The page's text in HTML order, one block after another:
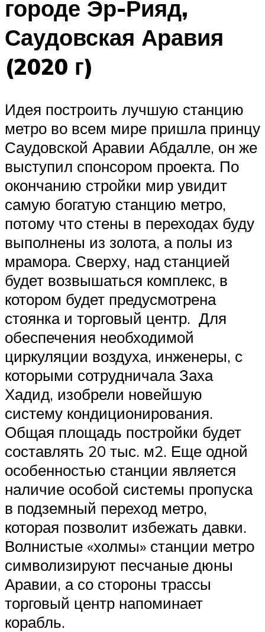
городе Эр-Рияд,
Саудовская Аравия
(2020 г)
Идея построить лучшую станцию
метро во всем мире пришла принцу
Саудовской Аравии Абдалле, он же
выступил спонсором проекта. По
окончанию стройки мир увидит
самую богатую станцию метро,
потому что стены в переходах буду
выполнены из золота, а полы из
мрамора. Сверху, над станцией
будет возвышаться комплекс, в
котором будет предусмотрена
стоянка и торговый центр. Для
обеспечения необходимой
циркуляции воздуха, инженеры, с
которыми сотрудничала Заха
Хадид, изобрели новейшую
систему кондиционирования.
Общая площадь постройки будет
составлять 20 тыс. м2. Еще одной
особенностью станции является
наличие особой системы пропуска
в подземный переход метро,
которая позволит избежать давки.
Волнистые «холмы» станции метро
символизируют песчаные дюны
Аравии, а со стороны трассы
торговый центр напоминает
корабль.